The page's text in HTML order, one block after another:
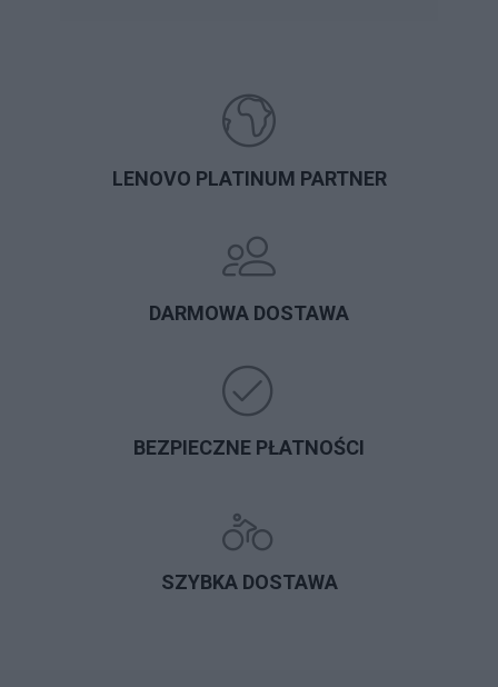
LENOVO PLATINUM PARTNER
DARMOWA DOSTAWA
BEZPIECZNE PŁATNOŚCI
SZYBKA DOSTAWA